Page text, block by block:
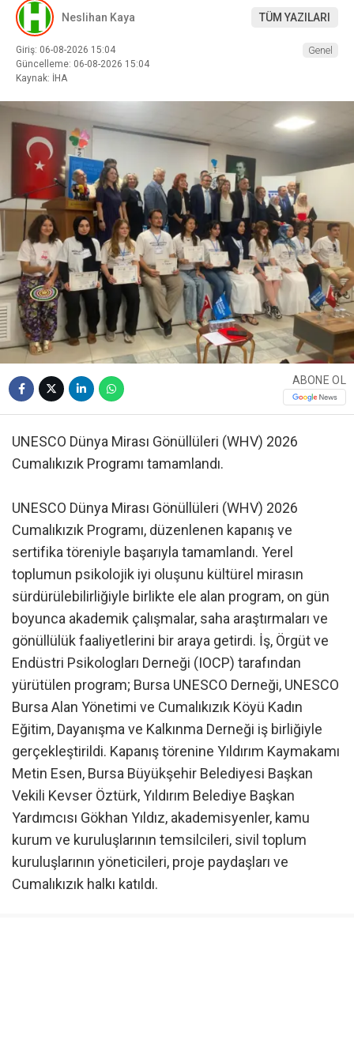
Neslihan Kaya TÜM YAZILARI
Giriş: 06-08-2026 15:04
Güncelleme: 06-08-2026 15:04
Kaynak: İHA
Genel
ABONE OL
UNESCO Dünya Mirası Gönüllüleri (WHV) 2026
Cumalıkızık Programı tamamlandı.
UNESCO Dünya Mirası Gönüllüleri (WHV) 2026
Cumalıkızık Programı, düzenlenen kapanış ve
sertifika töreniyle başarıyla tamamlandı. Yerel
toplumun psikolojik iyi oluşunu kültürel mirasın
sürdürülebilirliğiyle birlikte ele alan program, on gün
boyunca akademik çalışmalar, saha araştırmaları ve
gönüllülük faaliyetlerini bir araya getirdi. İş, Örgüt ve
Endüstri Psikologları Derneği (IOCP) tarafından
yürütülen program; Bursa UNESCO Derneği, UNESCO
Bursa Alan Yönetimi ve Cumalıkızık Köyü Kadın
Eğitim, Dayanışma ve Kalkınma Derneği iş birliğiyle
gerçekleştirildi. Kapanış törenine Yıldırım Kaymakamı
Metin Esen, Bursa Büyükşehir Belediyesi Başkan
Vekili Kevser Öztürk, Yıldırım Belediye Başkan
Yardımcısı Gökhan Yıldız, akademisyenler, kamu
kurum ve kuruluşlarının temsilcileri, sivil toplum
kuruluşlarının yöneticileri, proje paydaşları ve
Cumalıkızık halkı katıldı.